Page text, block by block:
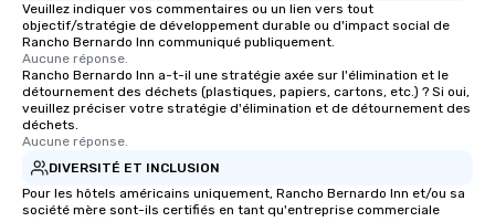
Veuillez indiquer vos commentaires ou un lien vers tout
objectif/stratégie de développement durable ou d'impact social de
Rancho Bernardo Inn communiqué publiquement.
Aucune réponse.
Rancho Bernardo Inn a-t-il une stratégie axée sur l'élimination et le
détournement des déchets (plastiques, papiers, cartons, etc.) ? Si oui,
veuillez préciser votre stratégie d'élimination et de détournement des
déchets.
Aucune réponse.
DIVERSITÉ ET INCLUSION
Pour les hôtels américains uniquement, Rancho Bernardo Inn et/ou sa
société mère sont-ils certifiés en tant qu'entreprise commerciale